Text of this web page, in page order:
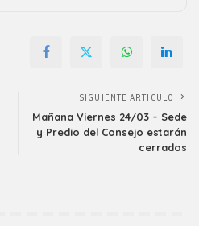
SIGUIENTE ARTICULO
Mañana Viernes 24/03 – Sede
y Predio del Consejo estarán
cerrados